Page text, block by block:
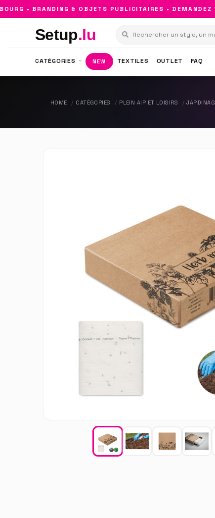
• BRANDING & OBJETS PUBLICITAIRES • DEMANDEZ
Setup.lu
CATÉGORIES NEW TEXTILES OUTLET FAQ
HOME CATÉGORIES PLEIN AIR ET LOISIRS